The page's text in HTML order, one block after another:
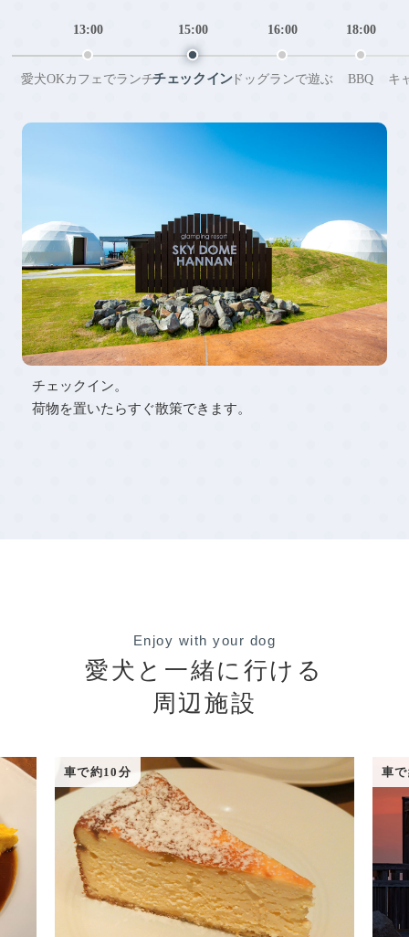
13:00
愛犬OKカフェでランチ
15:00
チェックイン
16:00
ドッグランで遊ぶ
18:00
BBQ キ
チェックイン。
荷物を置いたらすぐ散策できます。
Enjoy with your dog
愛犬と一緒に行ける
周辺施設
車で約10分 車